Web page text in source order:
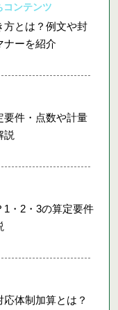
コンテンツ
方とは？例文や封
ナーを紹介
要件・点数や計量
説
・2・3の算定要件
体制加算とは？